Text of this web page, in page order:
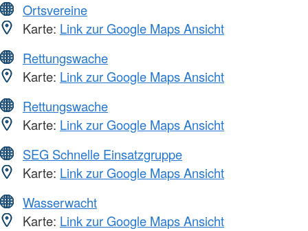
Ortsvereine
Karte: Link zur Google Maps Ansicht
Rettungswache
Karte: Link zur Google Maps Ansicht
Rettungswache
Karte: Link zur Google Maps Ansicht
SEG Schnelle Einsatzgruppe
Karte: Link zur Google Maps Ansicht
Wasserwacht
Karte: Link zur Google Maps Ansicht